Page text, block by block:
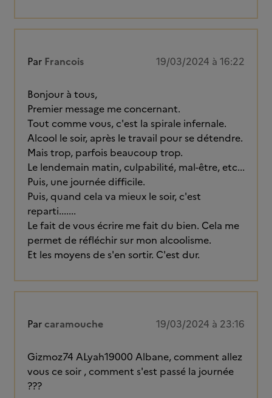
Par Francois 19/03/2024 à 16:22
Bonjour à tous,
Premier message me concernant.
Tout comme vous, c'est la spirale infernale.
Alcool le soir, après le travail pour se détendre.
Mais trop, parfois beaucoup trop.
Le lendemain matin, culpabilité, mal-être, etc...
Puis, une journée difficile.
Puis, quand cela va mieux le soir, c'est
reparti.......
Le fait de vous écrire me fait du bien. Cela me
permet de réfléchir sur mon alcoolisme.
Et les moyens de s'en sortir. C'est dur.
Par caramouche 19/03/2024 à 23:16
Gizmoz74 ALyah19000 Albane, comment allez
vous ce soir , comment s'est passé la journée
???